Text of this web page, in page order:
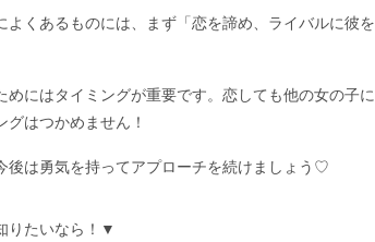
くあるものには、まず「恋を諦め、ライバルに彼を
にはタイミングが重要です。恋しても他の女の子に
はつかめません！
後は勇気を持ってアプローチを続けましょう♡
りたいなら！▼